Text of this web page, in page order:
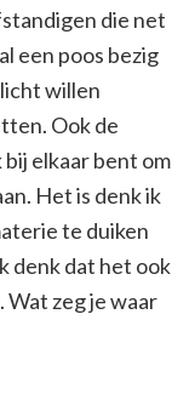
die net
een poos bezig
willen
Ook de
elkaar bent om
Het is denk ik
te duiken
denk dat het ook
Wat zeg je waar